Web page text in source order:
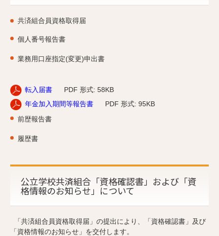
共済組合員資格取得届
個人番号報告書
業務用口座指定(変更)申出書
転入届書
PDF 形式: 58KB
年金加入期間等報告書
PDF 形式: 95KB
前歴報告書
履歴書
公立学校共済組合「資格確認書」および「資
格情報のお知らせ」について
「共済組合員資格取得届」の提出により、「資格確認書」及び
「資格情報のお知らせ」を交付します。